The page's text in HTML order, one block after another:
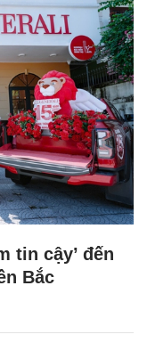
tin cậy’ đến
Bắc